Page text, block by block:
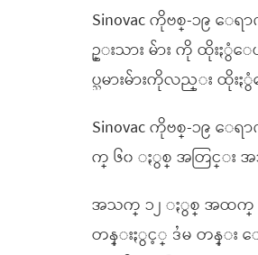
Sinovac ကိုဗစ္-၁၉ ေ
ဥ္းသား မ်ား ကို ထိုးႏွံ
ပ္သမားမ်ားကိုလည္း
Sinovac ကိုဗစ္-၁၉ ေ
က္ ၆၀ ႏွစ္ အတြင္း အ
အသက္ ၁၂ ႏွစ္ အထက္ –
တန္းႏွင့္ ဒႆမ တန္း ေ